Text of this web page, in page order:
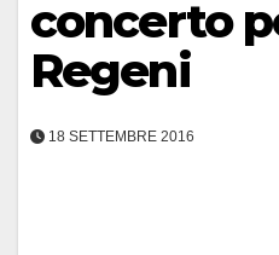
concerto
Regeni
18 SETTEMBRE 2016